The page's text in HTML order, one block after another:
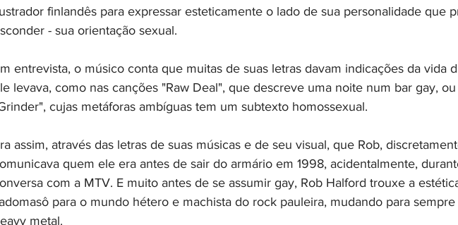
finlandês para expressar esteticamente o lado de sua personalidade que
- sua orientação sexual.
entrevista, o músico conta que muitas de suas letras davam indicações da vida
levava, como nas canções "Raw Deal", que descreve uma noite num bar gay, ou
cujas metáforas ambíguas tem um subtexto homossexual.
assim, através das letras de suas músicas e de seu visual, que Rob,
quem ele era antes de sair do armário em 1998, acidentalmente,
com a MTV. E muito antes de se assumir gay, Rob Halford trouxe a
para o mundo hétero e machista do rock pauleira, mudando para sempre
metal.